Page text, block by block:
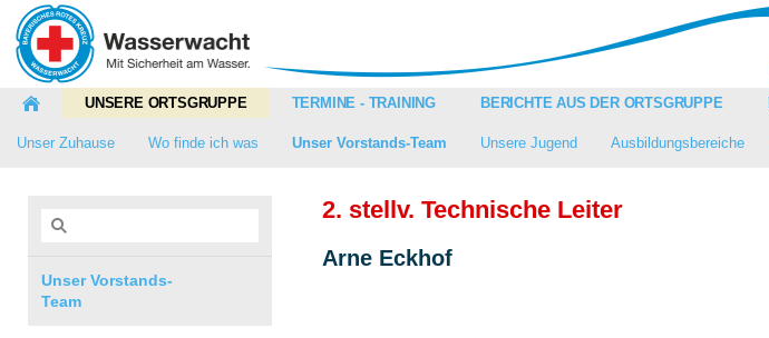
UNSERE ORTSGRUPPE TERMINE - TRAINING BERICHTE AUS DER ORTSGRUPPE
Unser Zuhause Wo finde ich was Unser Vorstands-Team Unsere Jugend Ausbildungsbereiche
Unser Vorstands-
Team
2. stellv. Technische Leiter
Arne Eckhof